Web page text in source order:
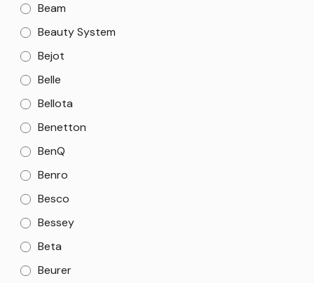
Beam
Beauty System
Bejot
Belle
Bellota
Benetton
BenQ
Benro
Besco
Bessey
Beta
Beurer